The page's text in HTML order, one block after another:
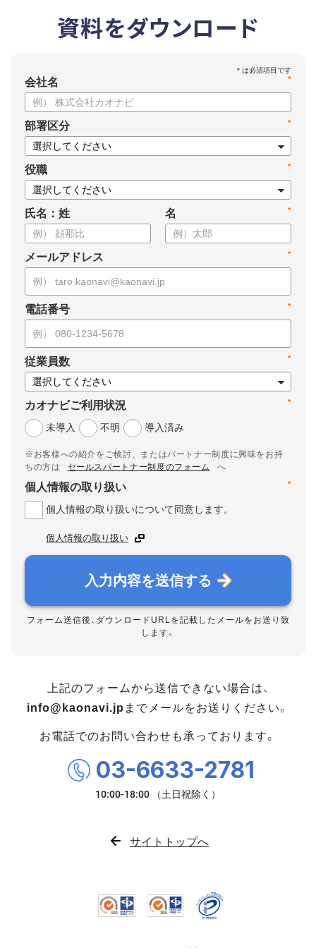
資料をダウンロード
*
会社名
*
部署区分
*
役職
氏名：姓 *
名
*
メールアドレス
*
電話番号
*
従業員数
*
カオナビご利用状況
未導入
不明 導入済み
※お客様への紹介をご検討、またはパートナー制度に興味をお持
ちの方は
セールスパートナー制度のフォーム
へ
*
個人情報の取り扱い
個人情報の取り扱いについて同意します。
個人情報の取り扱い
入力内容を送信する
フォーム送信後、ダウンロードURLを記載したメールをお送り致
します。
上記のフォームから送信できない場合は、
info@kaonavi.jp までメールをお送りください。
お電話でのお問い合わせも承っております。
03-6633-2781
サイトトップへ